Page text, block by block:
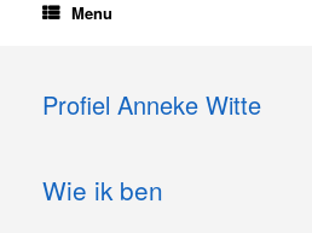
Menu
Profiel Anneke Witte
Wie ik ben